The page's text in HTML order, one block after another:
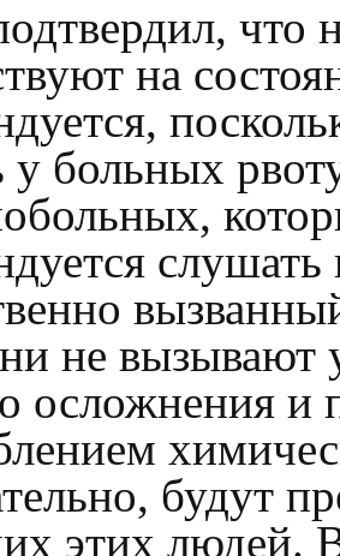
что
на
у больных
не вызывают
осложнения и
будут
этих людей.